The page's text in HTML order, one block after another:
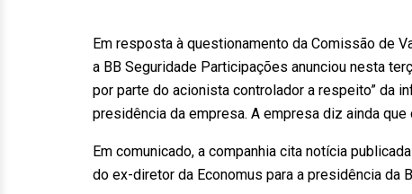
Em resposta à questionamento da Comissão de
a BB Seguridade Participações anunciou nesta
por parte do acionista controlador a respeito” da
presidência da empresa. A empresa diz ainda
Em comunicado, a companhia cita notícia
do ex-diretor da Economus para a presidência da